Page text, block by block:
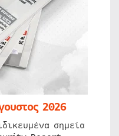
2026
σημεία